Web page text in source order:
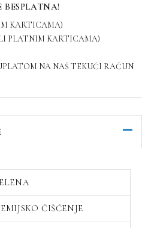
BESPLATNA!
KARTICAMA)
PLATNIM KARTICAMA)
NA NAŠ TEKUĆI RAČUN
ČIŠĆENJE